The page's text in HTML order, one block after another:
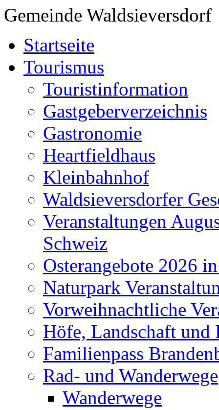
Gemeinde Waldsieversdorf
Startseite
Tourismus
Touristinformation
Gastgeberverzeichnis
Gastronomie
Heartfieldhaus
Kleinbahnhof
Waldsieversdorfer
Veranstaltungen
Schweiz
Osterangebote 2026
Naturpark
Vorweihnachtliche
Höfe, Landschaft und
Familienpass
Rad- und Wanderwege
Wanderwege